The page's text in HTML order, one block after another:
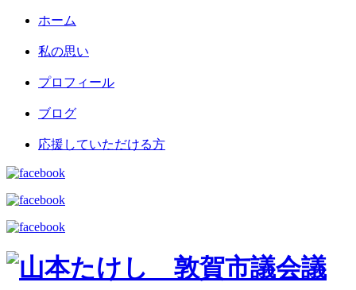
ホーム
私の思い
プロフィール
ブログ
応援していただける方